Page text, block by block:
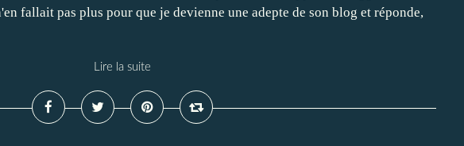
fallait pas plus pour que je devienne une adepte de son blog et réponde,
Lire la suite